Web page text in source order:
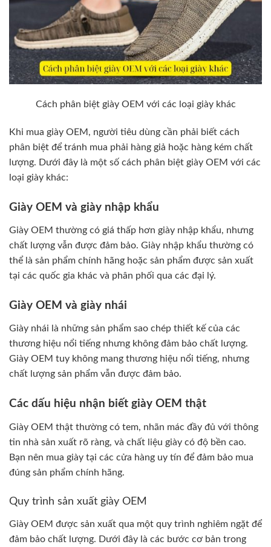
Cách phân biệt giày OEM với các loại giày khác
Khi mua giày OEM, người tiêu dùng cần phải biết cách
phân biệt để tránh mua phải hàng giả hoặc hàng kém chất
lượng. Dưới đây là một số cách phân biệt giày OEM với các
loại giày khác:
Giày OEM và giày nhập khẩu
Giày OEM thường có giá thấp hơn giày nhập khẩu, nhưng
chất lượng vẫn được đảm bảo. Giày nhập khẩu thường có
thể là sản phẩm chính hãng hoặc sản phẩm được sản xuất
tại các quốc gia khác và phân phối qua các đại lý.
Giày OEM và giày nhái
Giày nhái là những sản phẩm sao chép thiết kế của các
thương hiệu nổi tiếng nhưng không đảm bảo chất lượng.
Giày OEM tuy không mang thương hiệu nổi tiếng, nhưng
chất lượng sản phẩm vẫn được đảm bảo.
Các dấu hiệu nhận biết giày OEM thật
Giày OEM thật thường có tem, nhãn mác đầy đủ với thông
tin nhà sản xuất rõ ràng, và chất liệu giày có độ bền cao.
Bạn nên mua giày tại các cửa hàng uy tín để đảm bảo mua
đúng sản phẩm chính hãng.
Quy trình sản xuất giày OEM
Giày OEM được sản xuất qua một quy trình nghiêm ngặt để
đảm bảo chất lượng. Dưới đây là các bước cơ bản trong